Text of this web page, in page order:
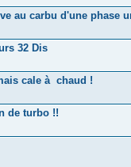
au carbu d'une phase
32 Dis
cale à chaud !
de turbo !!